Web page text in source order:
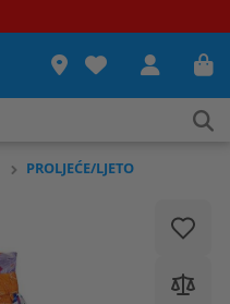
PROLJEĆE/LJETO